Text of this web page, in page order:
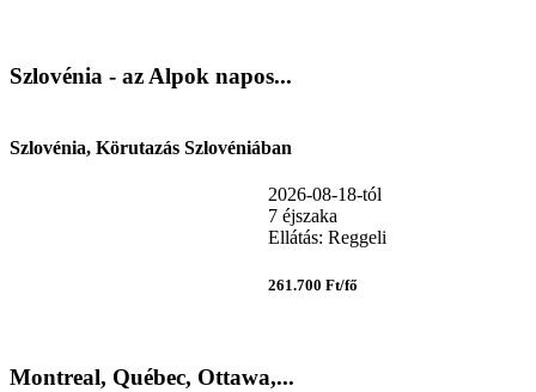
Szlovénia - az Alpok napos...
Szlovénia, Körutazás Szlovéniában
2026-08-18-tól
7 éjszaka
Ellátás: Reggeli
261.700 Ft/fő
Montreal, Québec, Ottawa,...